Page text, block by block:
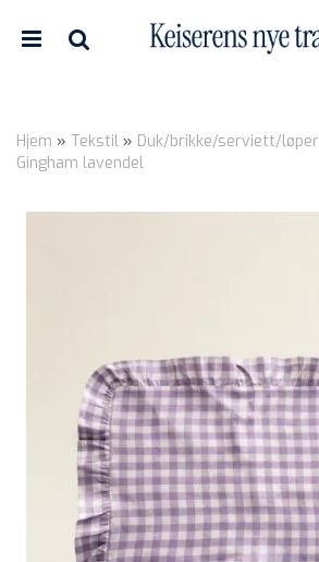
Hjem » Tekstil » Duk/brikke/serviett/løper
Gingham lavendel